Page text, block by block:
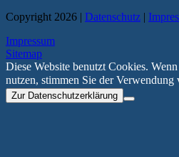
Copyright 2026 | Datenschutz |
Impressum
Sitemap
Diese Website benutzt Cookies.
nutzen, stimmen Sie der Verwendung
Zur Datenschutzerklärung